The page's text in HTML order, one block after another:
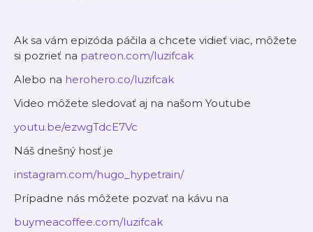
Ak sa vám epizóda páčila a chcete vidieť viac, môžete
si pozrieť na ⁠⁠⁠patreon.com/luzifcak⁠⁠⁠
Alebo na ⁠⁠⁠herohero.co/luzifcak⁠⁠⁠
Video môžete sledovať aj na našom Youtube
youtu.be/ezwgTdcE7Vc
Náš dnešný hosť je
instagram.com/hugo_hypetrain/
Prípadne nás môžete pozvať na kávu na
⁠⁠⁠⁠⁠⁠⁠⁠⁠⁠⁠⁠⁠⁠⁠⁠⁠⁠⁠⁠⁠⁠⁠⁠⁠⁠⁠⁠⁠⁠⁠⁠⁠⁠⁠⁠⁠⁠⁠⁠⁠⁠⁠⁠⁠⁠⁠⁠⁠⁠⁠⁠⁠⁠⁠⁠⁠⁠⁠⁠⁠⁠⁠⁠⁠⁠⁠⁠⁠⁠⁠⁠⁠⁠⁠⁠⁠⁠⁠⁠⁠⁠⁠⁠⁠⁠⁠⁠⁠⁠⁠⁠buymeacoffee.com/luzifcak⁠⁠⁠⁠⁠⁠⁠⁠⁠⁠⁠⁠⁠⁠⁠⁠⁠⁠⁠⁠⁠⁠⁠⁠⁠⁠⁠⁠⁠⁠⁠⁠⁠⁠⁠⁠⁠⁠⁠⁠⁠⁠⁠⁠⁠⁠⁠⁠⁠⁠⁠⁠⁠⁠⁠⁠⁠⁠⁠⁠⁠⁠⁠⁠⁠⁠⁠⁠⁠⁠⁠⁠⁠⁠⁠⁠⁠⁠⁠⁠⁠⁠⁠⁠⁠⁠⁠⁠⁠⁠⁠⁠